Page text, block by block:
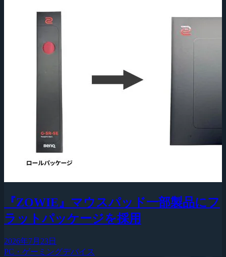
『ZOWIE』マウスパッド一部製品にフ
ラットパッケージを採用
2026年7月23日
PC・ゲーミングデバイス